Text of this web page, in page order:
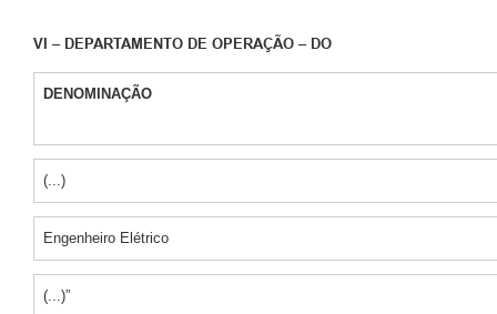
VI – DEPARTAMENTO DE OPERAÇÃO – DO
DENOMINAÇÃO
(...)
Engenheiro Elétrico
(...)”